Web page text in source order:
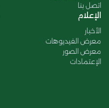
اتصل بنا
الإعلام
الأخبار
معرض الفيديوهات
معرض الصور
الإعتمادات